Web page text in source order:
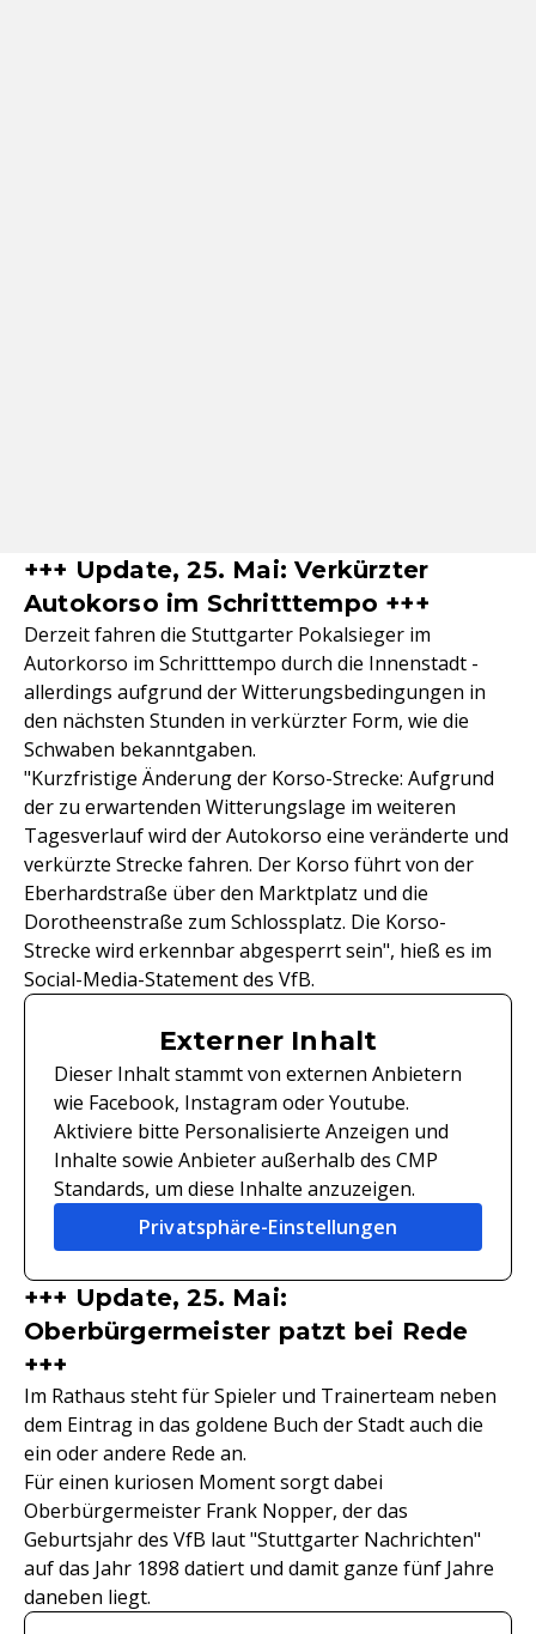
+++ Update, 25. Mai: Verkürzter
Autokorso im Schritttempo +++
Derzeit fahren die Stuttgarter Pokalsieger im
Autorkorso im Schritttempo durch die Innenstadt -
allerdings aufgrund der Witterungsbedingungen in
den nächsten Stunden in verkürzter Form, wie die
Schwaben bekanntgaben.
"Kurzfristige Änderung der Korso-Strecke: Aufgrund
der zu erwartenden Witterungslage im weiteren
Tagesverlauf wird der Autokorso eine veränderte und
verkürzte Strecke fahren. Der Korso führt von der
Eberhardstraße über den Marktplatz und die
Dorotheenstraße zum Schlossplatz. Die Korso-
Strecke wird erkennbar abgesperrt sein", hieß es im
Social-Media-Statement des VfB.
Externer Inhalt
Dieser Inhalt stammt von externen Anbietern
wie Facebook, Instagram oder Youtube.
Aktiviere bitte Personalisierte Anzeigen und
Inhalte sowie Anbieter außerhalb des CMP
Standards, um diese Inhalte anzuzeigen.
Privatsphäre-Einstellungen
+++ Update, 25. Mai:
Oberbürgermeister patzt bei Rede
+++
Im Rathaus steht für Spieler und Trainerteam neben
dem Eintrag in das goldene Buch der Stadt auch die
ein oder andere Rede an.
Für einen kuriosen Moment sorgt dabei
Oberbürgermeister Frank Nopper, der das
Geburtsjahr des VfB laut "Stuttgarter Nachrichten"
auf das Jahr 1898 datiert und damit ganze fünf Jahre
daneben liegt.